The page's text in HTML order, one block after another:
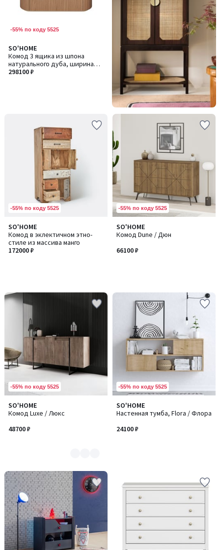
-55% по коду 5525
SO'HOME
Комод 3 ящика из шпона
натурального дуба, ширина
120 см
298100 ₽
-55% по коду 5525
SO'HOME
Комод в эклектичном этно-
стиле из массива манго
172000 ₽
-55% по коду 5525
SO'HOME
Комод Dune / Дюн
66100 ₽
-55% по коду 5525
SO'HOME
Комод Luxe / Люкс
48700 ₽
Количество
цветов:
3
-55% по коду 5525
SO'HOME
Настенная тумба, Flora / Флора
24100 ₽